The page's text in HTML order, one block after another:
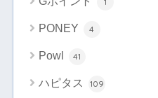
PONEY 4
Powl 41
ハピタス 109